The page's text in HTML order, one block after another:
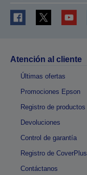
Atención al cliente
Últimas ofertas
Promociones Epson
Registro de productos
Devoluciones
Control de garantía
Registro de CoverPlus
Contáctanos